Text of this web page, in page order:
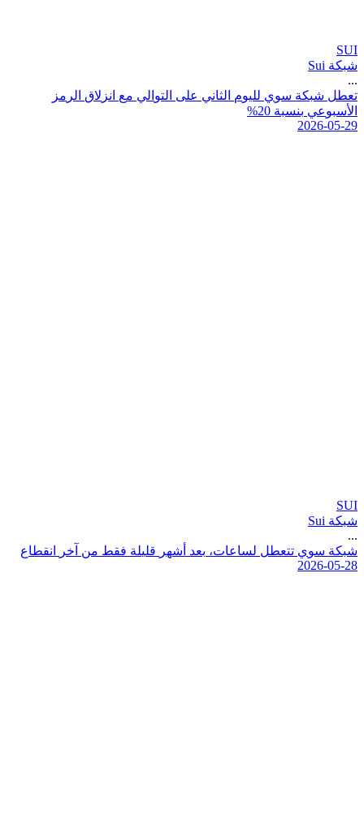
SUI
شبكة Sui
...
تعطل شبكة سوي لليوم لثاني على لتو لي مع نز لق لر مز
لسبوعي بنسبة 20
%
2026-05-29
SUI
شبكة Sui
...
شبكة سوي تتعطل لساعات، بعد شهر قليلة فقط من خر نقطاع
2026-05-28